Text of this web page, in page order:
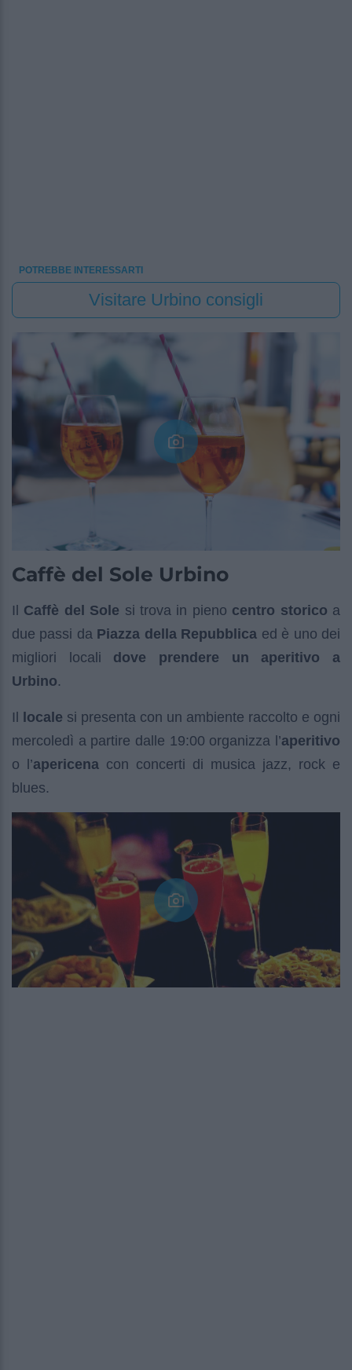
POTREBBE INTERESSARTI
Visitare Urbino consigli
Caffè del Sole Urbino
Il Caffè del Sole si trova in pieno centro storico a
due passi da Piazza della Repubblica ed è uno dei
migliori locali dove prendere un aperitivo a
Urbino.
Il locale si presenta con un ambiente raccolto e ogni
mercoledì a partire dalle 19:00 organizza l’aperitivo
o l’apericena con concerti di musica jazz, rock e
blues.